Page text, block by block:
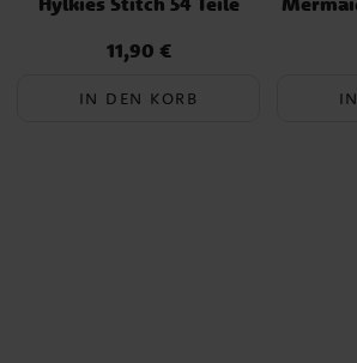
Preis:11,90 €
11,90 €
IN DEN KORB